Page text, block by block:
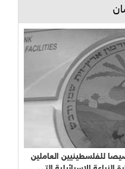
للفلسطينيين العاملين